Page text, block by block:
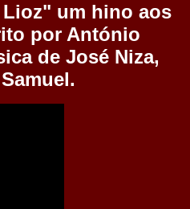
Lioz" um hino aos
por António
de José Niza,